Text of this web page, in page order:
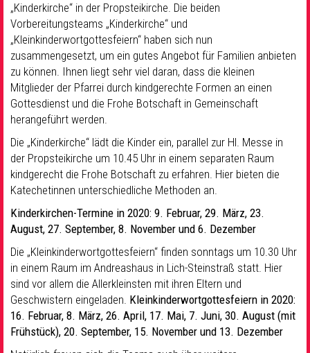
„Kinderkirche“ in der Propsteikirche. Die beiden
Vorbereitungsteams „Kinderkirche“ und
„Kleinkinderwortgottesfeiern“ haben sich nun
zusammengesetzt, um ein gutes Angebot für Familien anbieten
zu können. Ihnen liegt sehr viel daran, dass die kleinen
Mitglieder der Pfarrei durch kindgerechte Formen an einen
Gottesdienst und die Frohe Botschaft in Gemeinschaft
herangeführt werden.
Die „Kinderkirche“ lädt die Kinder ein, parallel zur Hl. Messe in
der Propsteikirche um 10.45 Uhr in einem separaten Raum
kindgerecht die Frohe Botschaft zu erfahren. Hier bieten die
Katechetinnen unterschiedliche Methoden an.
Kinderkirchen-Termine in 2020: 9. Februar, 29. März, 23.
August, 27. September, 8. November und 6. Dezember
Die „Kleinkinderwortgottesfeiern“ finden sonntags um 10.30 Uhr
in einem Raum im Andreashaus in Lich-Steinstraß statt. Hier
sind vor allem die Allerkleinsten mit ihren Eltern und
Geschwistern eingeladen. Kleinkinderwortgottesfeiern in 2020:
16. Februar, 8. März, 26. April, 17. Mai, 7. Juni, 30. August (mit
Frühstück), 20. September, 15. November und 13. Dezember